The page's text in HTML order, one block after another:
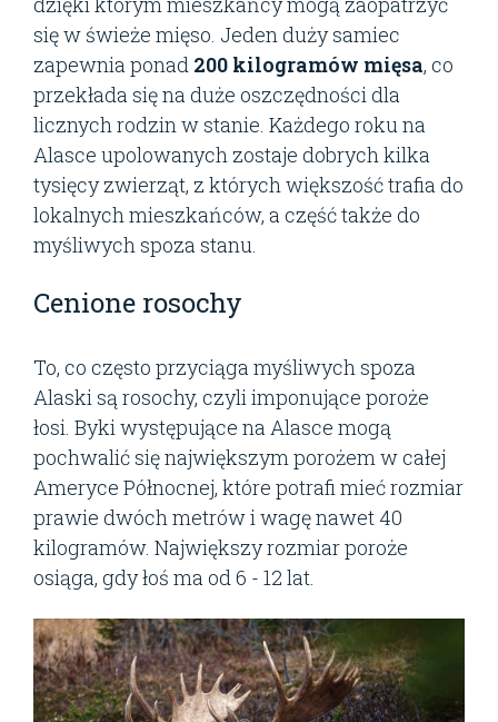
się w świeże mięso. Jeden duży samiec
zapewnia ponad 200 kilogramów mięsa, co
przekłada się na duże oszczędności dla
licznych rodzin w stanie. Każdego roku na
Alasce upolowanych zostaje dobrych kilka
tysięcy zwierząt, z których większość trafia do
lokalnych mieszkańców, a część także do
myśliwych spoza stanu.
Cenione rosochy
To, co często przyciąga myśliwych spoza
Alaski są rosochy, czyli imponujące poroże
łosi. Byki występujące na Alasce mogą
pochwalić się największym porożem w całej
Ameryce Północnej, które potrafi mieć rozmiar
prawie dwóch metrów i wagę nawet 40
kilogramów. Największy rozmiar poroże
osiąga, gdy łoś ma od 6 - 12 lat.